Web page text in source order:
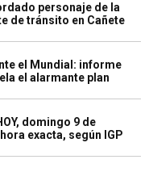
personaje de la
de tránsito en Cañete
el Mundial: informe
el alarmante plan
domingo 9 de
exacta, según IGP